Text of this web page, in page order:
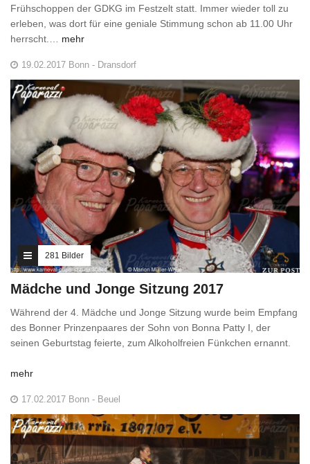
Frühschoppen der GDKG im Festzelt statt. Immer wieder toll zu
erleben, was dort für eine geniale Stimmung schon ab 11.00 Uhr
herrscht.… mehr
19.02.2017 Bonn - Dransdorf
281 Bilder
Mädche und Jonge Sitzung 2017
Während der 4. Mädche und Jonge Sitzung wurde beim Empfang
des Bonner Prinzenpaares der Sohn von Bonna Patty I, der
seinen Geburtstag feierte, zum Alkoholfreien Fünkchen ernannt.
mehr
17.02.2017 Bonn - Beuel